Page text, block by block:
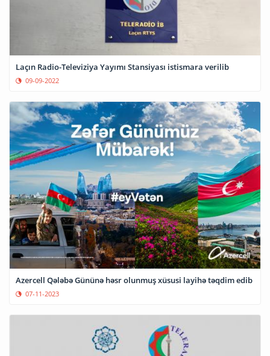
Laçın Radio-Televiziya Yayımı Stansiyası istismara verilib
09-09-2022
Azercell Qələbə Gününə həsr olunmuş xüsusi layihə təqdim edib
07-11-2023